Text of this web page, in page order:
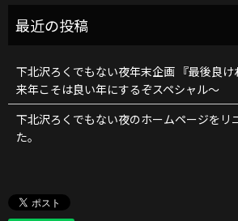
下北沢ろくでもない夜年末企画 『最後良
来年こそは良い年にするぞスペシャル～
下北沢ろくでもない夜のホームページをリ
た。